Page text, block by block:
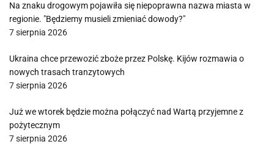
Na znaku drogowym pojawiła się niepoprawna nazwa miasta w
regionie. "Będziemy musieli zmieniać dowody?"
7 sierpnia 2026
Ukraina chce przewozić zboże przez Polskę. Kijów rozmawia o
nowych trasach tranzytowych
7 sierpnia 2026
Już we wtorek będzie można połączyć nad Wartą przyjemne z
pożytecznym
7 sierpnia 2026